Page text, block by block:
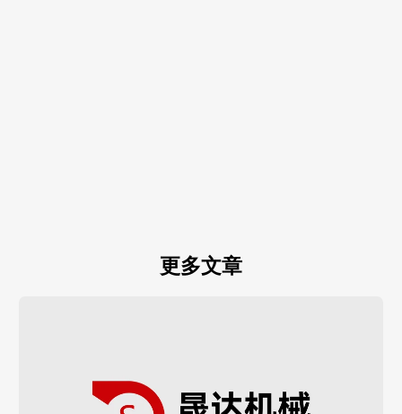
更多文章